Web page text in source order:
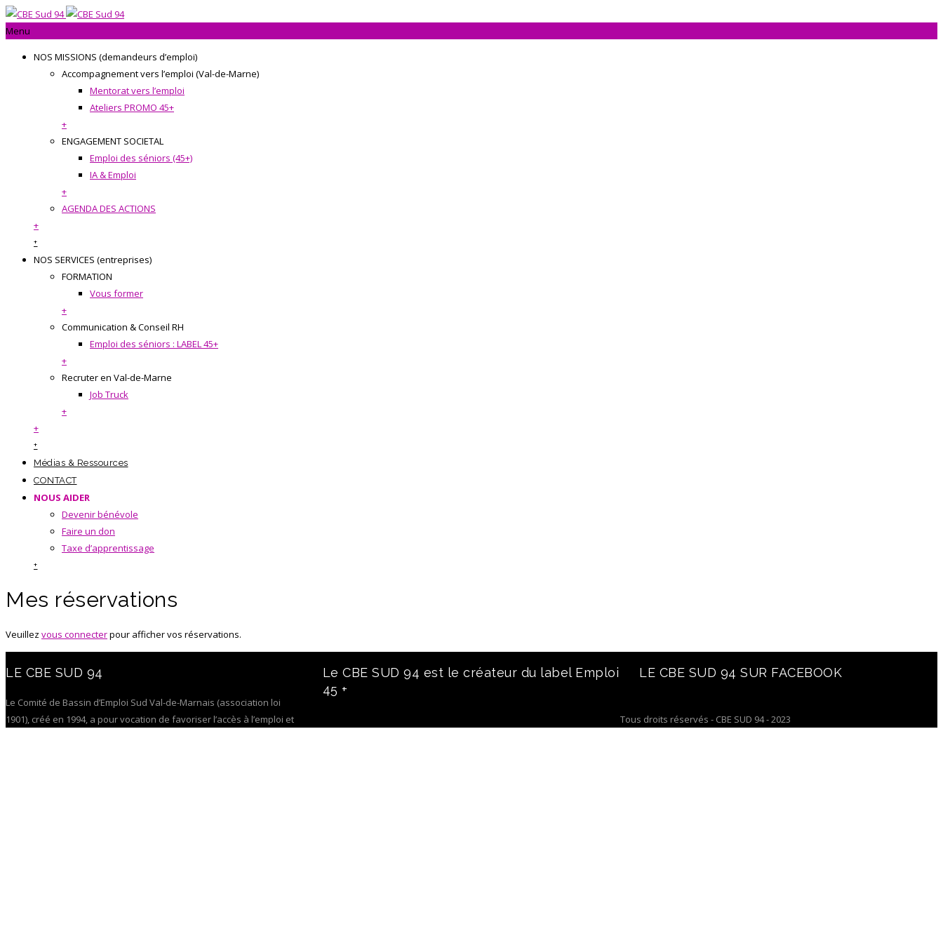
Menu
NOS MISSIONS (demandeurs d’emploi)
Accompagnement vers l’emploi (Val-de-Marne)
Mentorat vers l’emploi
Ateliers PROMO 45+
+
ENGAGEMENT SOCIETAL
Emploi des séniors (45+)
IA & Emploi
+
AGENDA DES ACTIONS
+
+
NOS SERVICES (entreprises)
FORMATION
Vous former
+
Communication & Conseil RH
Emploi des séniors : LABEL 45+
+
Recruter en Val-de-Marne
Job Truck
+
+
+
Médias & Ressources
CONTACT
NOUS AIDER
Devenir bénévole
Faire un don
Taxe d’apprentissage
+
Mes réservations
Veuillez vous connecterpour afficher vos réservations.
LE CBE SUD 94
Le Comité de Bassin d’Emploi Sud Val-de-Marnais (association loi
1901), créé en 1994, a pour vocation de favoriser l’accès à l’emploi et
Le CBE SUD 94 est le créateur du label Emploi
45 +
LE CBE SUD 94 SUR FACEBOOK
Tous droits réservés - CBE SUD 94 - 2023